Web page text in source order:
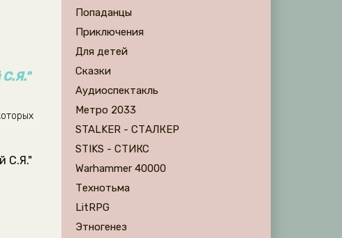
С.Я."
С.Я."
Попаданцы
Приключения
Для детей
Сказки
Аудиоспектакль
Метро 2033
STALKER - СТАЛКЕР
STIKS - СТИКС
Warhammer 40000
Технотьма
LitRPG
Этногенез